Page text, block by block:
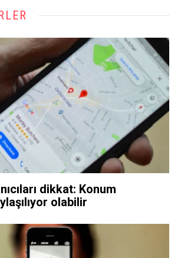
dikkat: Konum
olabilir